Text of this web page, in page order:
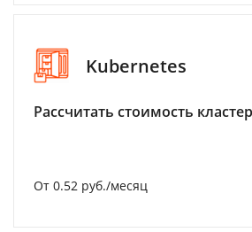
Kubernetes
Рассчитать стоимость
От 0.52 руб./месяц